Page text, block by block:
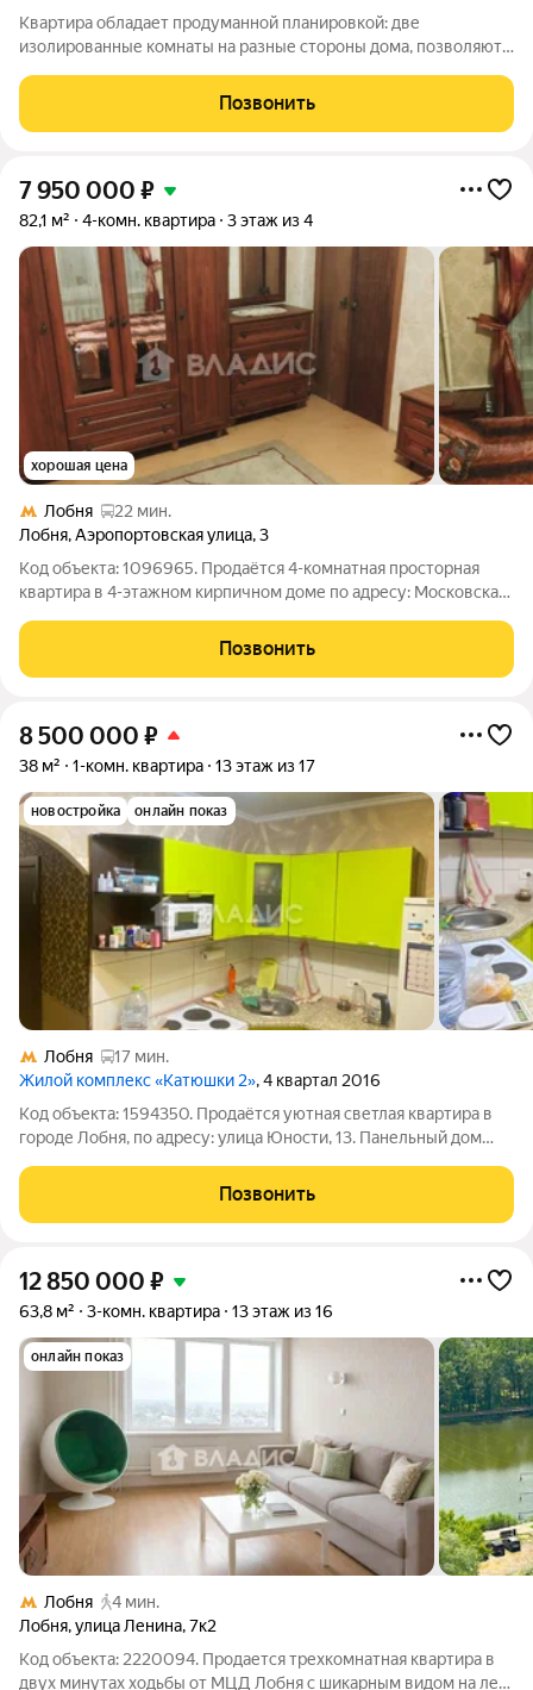
Квартира обладает продуманной планировкой: две
изолированные комнаты на разные стороны дома, позволяют
функциональная кухня площадью 13 квадратных метров
предоставляет достаточно пространства для
Позвонить
7 950 000 ₽
82,1 м² 4-комн. квартира 3 этаж из 4
хорошая цена
Лобня
22 мин.
Лобня,Аэропортовская улица,3
Код объекта: 1096965. Продаётся 4-комнатная просторная
квартира в 4-этажном кирпичном доме по адресу: Московская
Аэропортовская, д. 3. В квартире имеются 4 комнаты
изолированного и смешанного типов,
Позвонить
8 500 000 ₽
38 м² 1-комн. квартира 13 этаж из 17
новостройка онлайн показ
Лобня
17 мин.
Жилой комплекс «Катюшки 2», 4 квартал 2016
Код объекта: 1594350. Продаётся уютная светлая квартира в
городе Лобня, по адресу: улица Юности, 13. Панельный дом
Квартира расположена на 13 этаже 17-этажного дома, окна
выходят на улицу. Есть
Позвонить
12 850 000 ₽
63,8 м² 3-комн. квартира 13 этаж из 16
онлайн показ
Лобня
4 мин.
Лобня,улица Ленина,7к2
Код объекта: 2220094. Продается трехкомнатная квартира в
двух минутах ходьбы от МЦД Лобня с шикарным видом на лес